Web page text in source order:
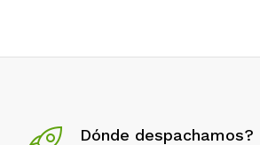
Dónde despachamos?